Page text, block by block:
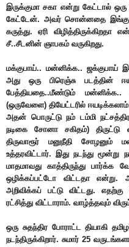
இருக்குமா சகா என்று கேட்டால் ஒரு
கேட்டேன். அவர் சொன்னதை இங்கு
கருத்து. ஏரி
சீ..சீடனின் ஞாபகம் வருகிறது.
மக்குபாய்.. மன்னிக்க..
அது ஒரு பிரெஞ்சு படத்தின்
பேத்தியதை..மீண்டும் மன்னிக்க..
(ஒருவேளை) தியேட்டரில்
அதன் பொருட்டு நம் டம்மி
நடிகை சோனா சகிதம்) திருட்டு
திருவாரூர் மனுநீதி சோழனும்
உத்தரவிட்டார். இது நடந்து
மாதமாவது காத்திருந்து பார்க்க
ஒழிக்கப்பட்டோ விட்டதா என்று.
அறிவிக்கப் பட்டு விட்டது.
ரட்சித்து விட்டாராம். வாழ்த்தவும்
ஒரு சுதந்திர போராட்ட தியாகி
நடந்திருக்கிறார். சுமார் 25